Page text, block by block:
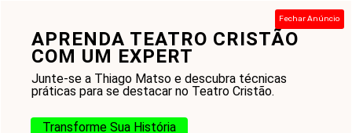
APRENDA TEATRO CRISTÃO
COM UM EXPERT
Junte-se a Thiago Matso e descubra técnicas
práticas para se destacar no Teatro Cristão.
Transforme Sua História
Fechar Anúncio
conteúdo